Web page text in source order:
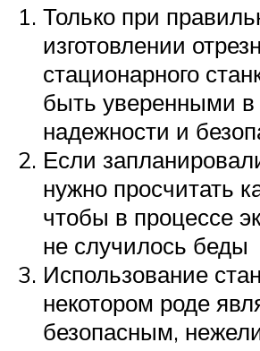
Только при
изготовлении
стационарного
быть уверенными в
надежности и
Если
нужно просчитать
чтобы в процессе
не случилось беды
Использование
некотором роде
безопасным,